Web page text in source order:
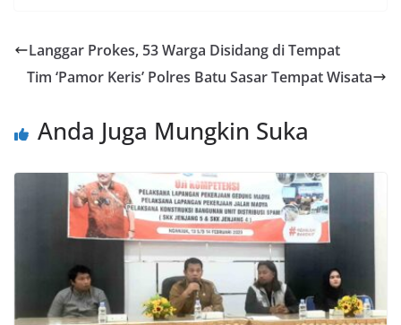
Langgar Prokes, 53 Warga Disidang di Tempat
Tim ‘Pamor Keris’ Polres Batu Sasar Tempat Wisata
Anda Juga Mungkin Suka